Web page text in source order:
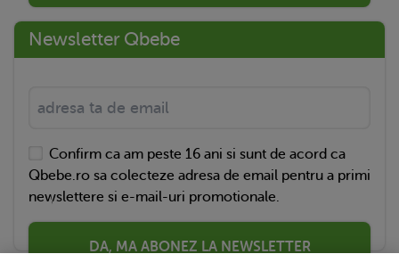
Newsletter Qbebe
Confirm ca am peste 16 ani si sunt de acord ca
Qbebe.ro sa colecteze adresa de email pentru a primi
newslettere si e-mail-uri promotionale.
DA, MA ABONEZ LA NEWSLETTER